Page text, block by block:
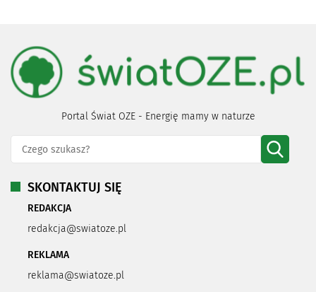
Portal Świat OZE - Energię mamy w naturze
SKONTAKTUJ SIĘ
REDAKCJA
redakcja@swiatoze.pl
REKLAMA
reklama@swiatoze.pl